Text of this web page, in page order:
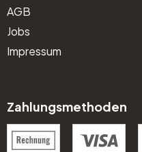
AGB
Jobs
Impressum
Zahlungsmethoden